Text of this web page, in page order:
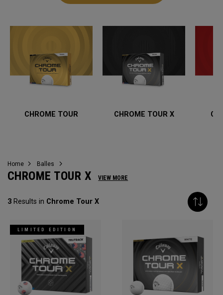
CHROME TOUR CHROME TOUR X
Home Balles
CHROME TOUR X VIEW MORE
3 Results in Chrome Tour X
LIMITED EDITION